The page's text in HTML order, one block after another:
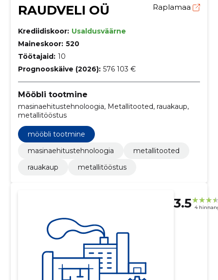
RAUDVELI OÜ Raplamaa
Krediidiskoor: Usaldusväärne
Maineskoor: 520
Töötajaid: 10
Prognooskäive (2026): 576 103 €
Mööbli tootmine
masinaehitustehnoloogia, Metallitooted, rauakaup,
metallitööstus
mööbli tootmine
masinaehitustehnoloogia
metallitooted
rauakaup
metallitööstus
3.5 4